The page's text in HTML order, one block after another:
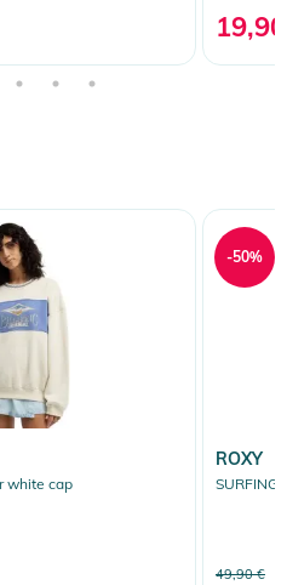
white cap
ROXY
SURFING
49,90 €
-50%